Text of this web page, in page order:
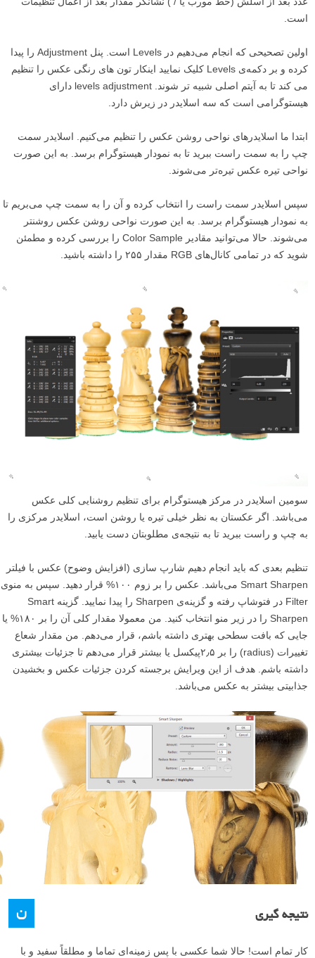
است.
اولین تصحیحی که انجام می‌دهیم در Levels است. پنل Adjustment را پیدا
کرده و بر دکمه‌ی Levels کلیک نمایید اینکار تون های رنگی عکس را تنظیم
می کند تا به آیتم اصلی شبیه تر شوند. levels adjustment دارای
هیستوگرامی است که سه اسلایدر در زیرش دارد.
ابتدا ما اسلایدرهای نواحی روشن عکس را تنظیم می‌کنیم. اسلایدر سمت
چپ را به سمت راست ببرید تا به نمودار هیستوگرام برسد. به این صورت
نواحی تیره عکس تیره‌تر می‌شوند.
سپس اسلایدر سمت راست را انتخاب کرده و آن را به سمت چپ می‌بریم تا
به نمودار هیستوگرام برسد. به این صورت نواحی روشن عکس روشنتر
می‌شوند. حالا می‌توانید مقادیر Color Sample را بررسی کرده و مطمئن
شوید که در تمامی کانال‌های RGB مقدار ۲۵۵ را داشته باشید.
سومین اسلایدر در مرکز هیستوگرام برای تنظیم روشنایی کلی عکس
می‌باشد. اگر عکستان به نظر خیلی تیره یا روشن است، اسلایدر مرکزی را
به چپ و راست ببرید تا به نتیجه‌ی مطلوبتان دست یابید.
تنظیم بعدی که باید انجام دهیم شارپ سازی (افزایش وضوح) عکس با فیلتر
Smart Sharpen می‌باشد. عکس را بر زوم ۱۰۰% قرار دهید. سپس به منوی
Filter در فتوشاپ رفته و گزینه‌ی Sharpen را پیدا نمایید. گزینه Smart
Sharpen را در زیر منو انتخاب کنید. من معمولا مقدار کلی آن را بر ۱۸۰% یا
جایی که بافت سطحی بهتری داشته باشم، قرار می‌دهم. من مقدار شعاع
تغییرات (radius) را بر ۲٫۵پیکسل یا بیشتر قرار می‌دهم تا جزئیات بیشتری
داشته باشم. هدف از این ویرایش برجسته کردن جزئیات عکس و بخشیدن
جذابیتی بیشتر به عکس می‌باشد.
ن نتیجه گیری
کار تمام است! حالا شما عکسی با پس زمینه‌ای تماما و مطلقاً سفید و با